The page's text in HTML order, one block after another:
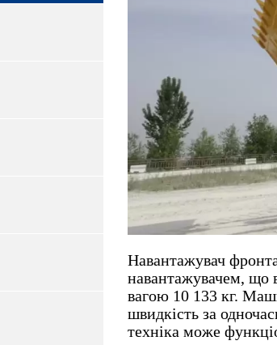
Навантажувач
навантажувачем, що
вагою 10 133 кг.
швидкість за
техніка може